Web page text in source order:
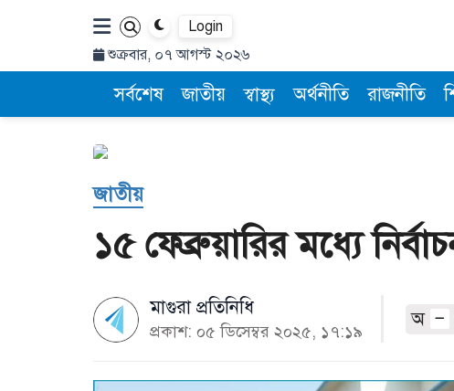
Login
শুক্রবার, ০৭ আগস্ট ২০২৬
সর্বশেষ জাতীয় স্বাস্থ্য অর্থনীতি রাজনীতি
জাতীয়
১৫ ফেব্রুয়ারির মধ্যে
মাগুরা প্রতিনিধি
প্রকাশ: ০৫ ডিসেম্বর ২০২৫, ১৭:১৯
অ